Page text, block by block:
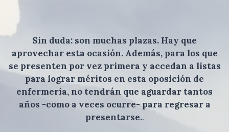
Sin duda: son muchas plazas. Hay que
aprovechar esta ocasión. Además, para los que
se presenten por vez primera y accedan a listas
para lograr méritos en esta oposición de
enfermería, no tendrán que aguardar tantos
años -como a veces ocurre- para regresar a
presentarse..